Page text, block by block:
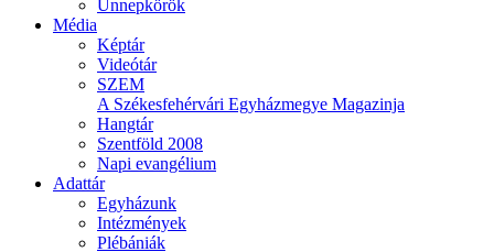
Ünnepkörök
Média
Képtár
Videótár
SZEM
A Székesfehérvári Egyházmegye Magazinja
Hangtár
Szentföld 2008
Napi evangélium
Adattár
Egyházunk
Intézmények
Plébániák